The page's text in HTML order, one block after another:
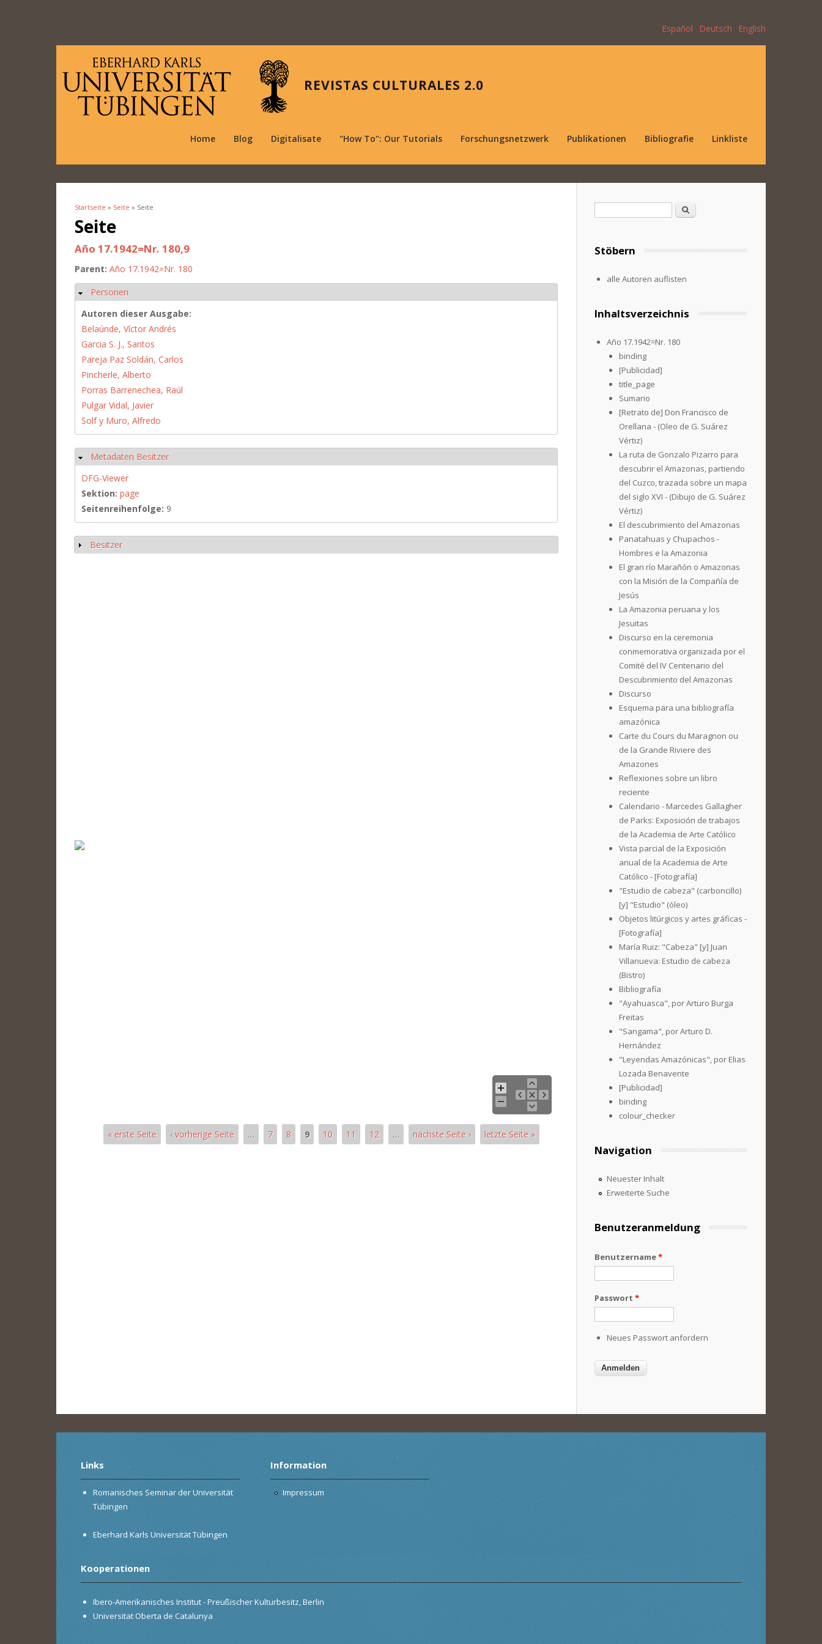
Español Deutsch English
REVISTAS CULTURALES 2.0
Home Blog Digitalisate "How To": Our Tutorials Forschungsnetzwerk Publikationen Bibliografie Linkliste
Sie sind hier
Startseite » Seite » Seite
Seite
Año 17.1942=Nr. 180,9
Parent: Año 17.1942=Nr. 180
Ausblenden
Personen
Autoren dieser Ausgabe:
Belaúnde, Víctor Andrés
Garcia S. J., Santos
Pareja Paz Soldán, Carlos
Pincherle, Alberto
Porras Barrenechea, Raúl
Pulgar Vidal, Javier
Solf y Muro, Alfredo
Ausblenden
Metadaten Besitzer
DFG-Viewer
Sektion: page
Seitenreihenfolge: 9
Anzeigen
Besitzer
« erste Seite ‹ vorherige Seite … 7 8 9 10 11 12 … nächste Seite › letzte Seite »
Suche
Stöbern
alle Autoren auflisten
Inhaltsverzeichnis
Año 17.1942=Nr. 180
binding
[Publicidad]
title_page
Sumario
[Retrato de] Don Francisco de
Orellana - (Oleo de G. Suárez
Vértiz)
La ruta de Gonzalo Pizarro para
descubrir el Amazonas, partiendo
del Cuzco, trazada sobre un mapa
del siglo XVI - (Dibujo de G. Suárez
Vértiz)
El descubrimiento del Amazonas
Panatahuas y Chupachos -
Hombres e la Amazonia
El gran río Marañón o Amazonas
con la Misión de la Compañía de
Jesús
La Amazonia peruana y los
Jesuitas
Discurso en la ceremonia
conmemorativa organizada por el
Comité del IV Centenario del
Descubrimiento del Amazonas
Discurso
Esquema para una bibliografía
amazónica
Carte du Cours du Maragnon ou
de la Grande Riviere des
Amazones
Reflexiones sobre un libro
reciente
Calendario - Marcedes Gallagher
de Parks: Exposición de trabajos
de la Academia de Arte Católico
Vista parcial de la Exposición
anual de la Academia de Arte
Católico - [Fotografía]
"Estudio de cabeza" (carboncillo)
[y] "Estudio" (óleo)
Objetos litúrgicos y artes gráficas -
[Fotografía]
María Ruiz: "Cabeza" [y] Juan
Villanueva: Estudio de cabeza
(Bistro)
Bibliografía
"Ayahuasca", por Arturo Burga
Freitas
"Sangama", por Arturo D.
Hernández
"Leyendas Amazónicas", por Elias
Lozada Benavente
[Publicidad]
binding
colour_checker
Navigation
Neuester Inhalt
Erweiterte Suche
Benutzeranmeldung
Benutzername*
Passwort *
Neues Passwort anfordern
Links
Romanisches Seminar der Universität
Tübingen
Eberhard Karls Universität Tübingen
Information
Impressum
Kooperationen
Ibero-Amerikanisches Institut - Preußischer Kulturbesitz, Berlin
Universitat Oberta de Catalunya